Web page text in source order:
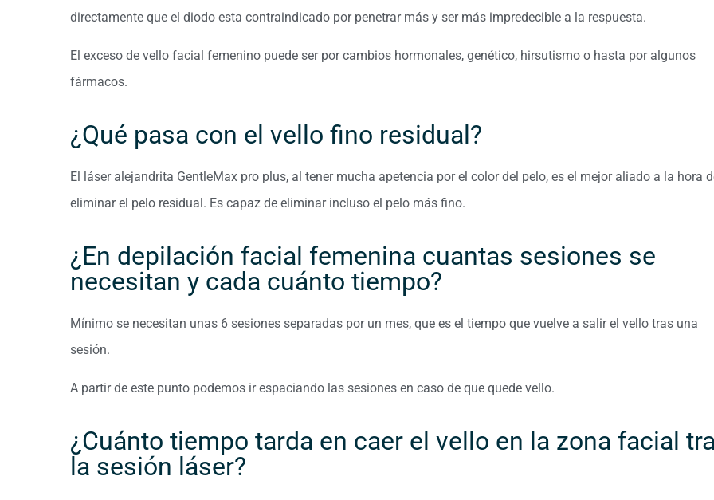
directamente que el diodo esta contraindicado por penetrar más y ser más impredecible a la respuesta.
El exceso de vello facial femenino puede ser por cambios hormonales, genético, hirsutismo o hasta por algunos
fármacos.
¿Qué pasa con el vello fino residual?
El láser alejandrita GentleMax pro plus, al tener mucha apetencia por el color del pelo, es el mejor aliado a la hora
eliminar el pelo residual. Es capaz de eliminar incluso el pelo más fino.
¿En depilación facial femenina cuantas sesiones se
necesitan y cada cuánto tiempo?
Mínimo se necesitan unas 6 sesiones separadas por un mes, que es el tiempo que vuelve a salir el vello tras una
sesión.
A partir de este punto podemos ir espaciando las sesiones en caso de que quede vello.
¿Cuánto tiempo tarda en caer el vello en la zona facial
la sesión láser?